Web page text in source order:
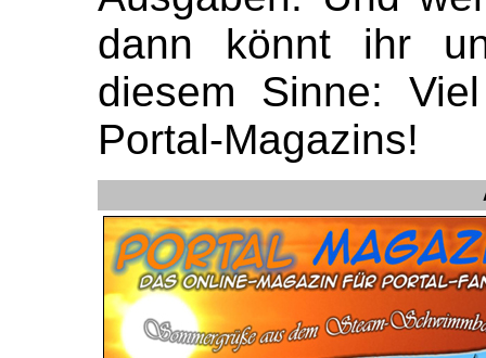
dann könnt ihr
diesem Sinne:
Portal-Magazins!